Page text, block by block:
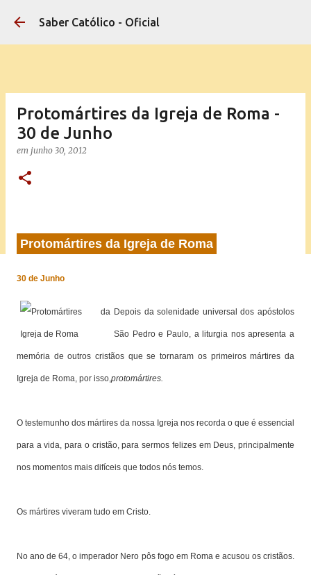
Pular para o conteúdo principal
Saber Católico - Oficial
Protomártires da Igreja de Roma -
30 de Junho
em junho 30, 2012
Protomártires da Igreja de Roma
30 de Junho
Depois da solenidade universal dos apóstolos
São Pedro e Paulo, a liturgia nos apresenta a
memória de outros cristãos que se tornaram os primeiros mártires da
Igreja de Roma, por isso,protomártires.
O testemunho dos mártires da nossa Igreja nos recorda o que é essencial
para a vida, para o cristão, para sermos felizes em Deus, principalmente
nos momentos mais difíceis que todos nós temos.
Os mártires viveram tudo em Cristo.
No ano de 64, o imperador Nero pôs fogo em Roma e acusou os cristãos.